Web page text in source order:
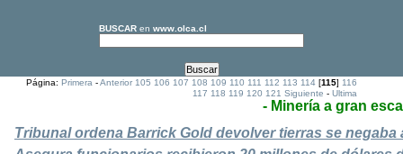
BUSCAR en www.olca.cl
Página:Primera -Anterior 105 106 107 108 109 110 111 112 113 114 [115]116
117 118 119 120 121 Siguiente -Ultima
- Minería a gran
Tribunal ordena Barrick Gold devolver tierras se negaba